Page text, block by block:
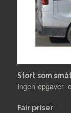
Stort som
Ingen opgaver
Fair priser